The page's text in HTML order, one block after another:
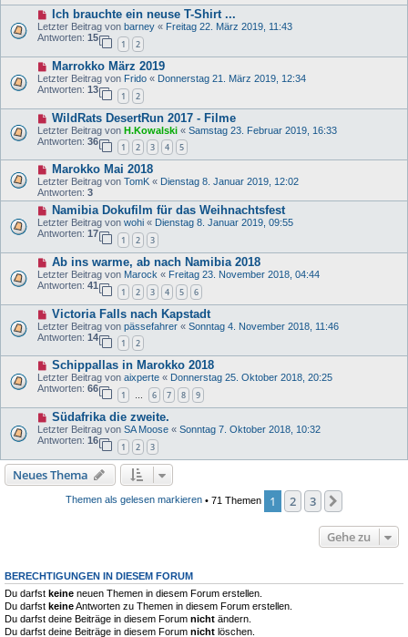
Ich brauchte ein neuse T-Shirt ...
Letzter Beitrag von barney « Freitag 22. März 2019, 11:43
Antworten: 15
1 2
Marrokko März 2019
Letzter Beitrag von Frido « Donnerstag 21. März 2019, 12:34
Antworten: 13
1 2
WildRats DesertRun 2017 - Filme
Letzter Beitrag von H.Kowalski « Samstag 23. Februar 2019, 16:33
Antworten: 36
1 2 3 4 5
Marokko Mai 2018
Letzter Beitrag von TomK « Dienstag 8. Januar 2019, 12:02
Antworten: 3
Namibia Dokufilm für das Weihnachtsfest
Letzter Beitrag von wohi « Dienstag 8. Januar 2019, 09:55
Antworten: 17
1 2 3
Ab ins warme, ab nach Namibia 2018
Letzter Beitrag von Marock « Freitag 23. November 2018, 04:44
Antworten: 41
1 2 3 4 5 6
Victoria Falls nach Kapstadt
Letzter Beitrag von pässefahrer « Sonntag 4. November 2018, 11:46
Antworten: 14
1 2
Schippallas in Marokko 2018
Letzter Beitrag von aixperte « Donnerstag 25. Oktober 2018, 20:25
Antworten: 66
1 … 6 7 8 9
Südafrika die zweite.
Letzter Beitrag von SA Moose « Sonntag 7. Oktober 2018, 10:32
Antworten: 16
1 2 3
Neues Thema
Themen als gelesen markieren • 71 Themen 1 2 3
Gehe zu
BERECHTIGUNGEN IN DIESEM FORUM
Du darfst keine neuen Themen in diesem Forum erstellen.
Du darfst keineAntworten zu Themen in diesem Forum erstellen.
Du darfst deine Beiträge in diesem Forum nicht ändern.
Du darfst deine Beiträge in diesem Forum nicht löschen.